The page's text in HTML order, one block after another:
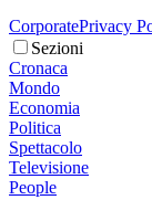
CorporatePrivacy
Sezioni
Cronaca
Mondo
Economia
Politica
Spettacolo
Televisione
People